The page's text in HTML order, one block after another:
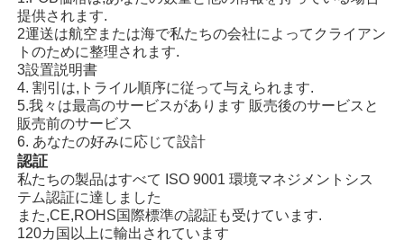
提供されます.
2運送は航空または海で私たちの会社によってクライアン
トのために整理されます.
3設置説明書
4. 割引は,トライル順序に従って与えられます.
5.我々は最高のサービスがあります 販売後のサービスと
販売前のサービス
6. あなたの好みに応じて設計
認証
私たちの製品はすべて ISO 9001 環境マネジメントシス
テム認証に達しました
また,CE,ROHS国際標準の認証も受けています.
120カ国以上に輸出されています